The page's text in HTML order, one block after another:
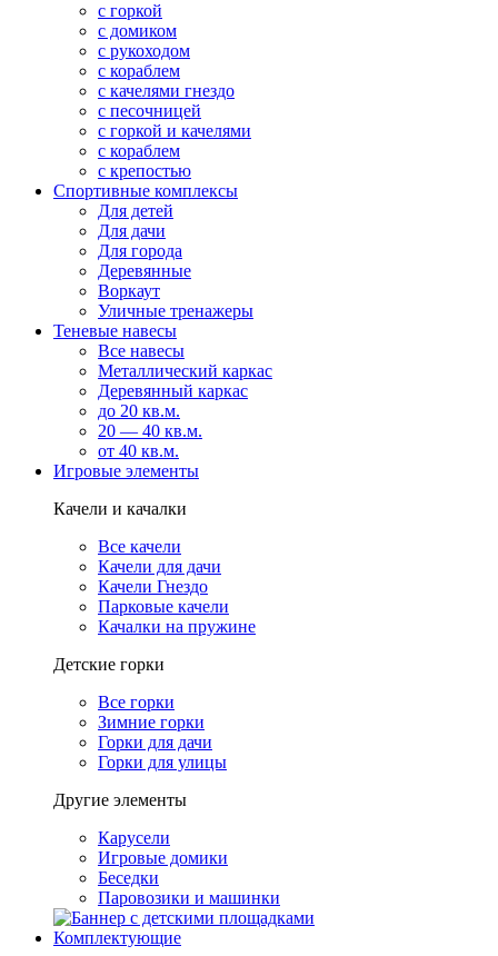
с горкой
с домиком
с рукоходом
с кораблем
с качелями гнездо
с песочницей
с горкой и качелями
с кораблем
с крепостью
Спортивные комплексы
Для детей
Для дачи
Для города
Деревянные
Воркаут
Уличные тренажеры
Теневые навесы
Все навесы
Металлический каркас
Деревянный каркас
до 20 кв.м.
20 — 40 кв.м.
от 40 кв.м.
Игровые элементы
Качели и качалки
Все качели
Качели для дачи
Качели Гнездо
Парковые качели
Качалки на пружине
Детские горки
Все горки
Зимние горки
Горки для дачи
Горки для улицы
Другие элементы
Карусели
Игровые домики
Беседки
Паровозики и машинки
Комплектующие